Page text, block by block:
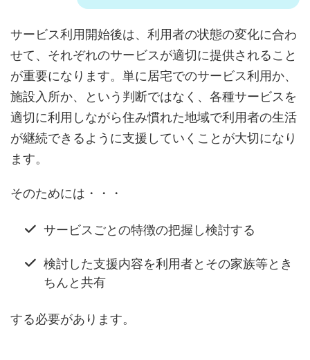
サービス利用開始後は、利用者の状態の変化に合わ
せて、それぞれのサービスが適切に提供されること
が重要になります。単に居宅でのサービス利用か、
施設入所か、という判断ではなく、各種サービスを
適切に利用しながら住み慣れた地域で利用者の生活
が継続できるように支援していくことが大切になり
ます。
そのためには・・・
サービスごとの特徴の把握し検討する
検討した支援内容を利用者とその家族等とき
ちんと共有
する必要があります。